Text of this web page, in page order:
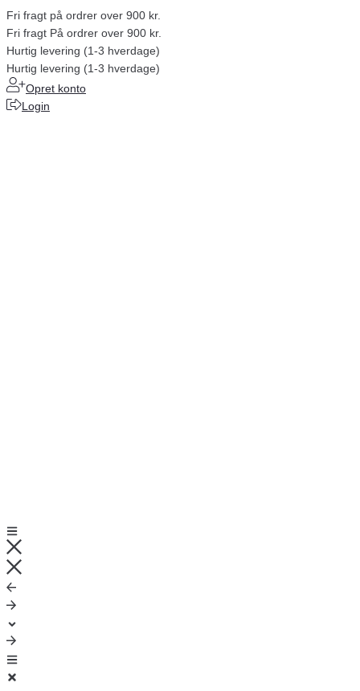
Fri fragt på ordrer over 900 kr.
Fri fragt På ordrer over 900 kr.
Hurtig levering (1-3 hverdage)
Hurtig levering (1-3 hverdage)
Opret konto
Login